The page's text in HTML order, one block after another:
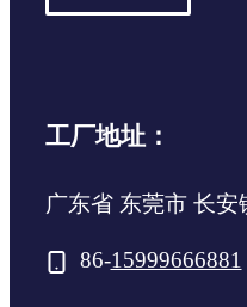
工厂地址：
广东省 东莞市 长
86-15999666881